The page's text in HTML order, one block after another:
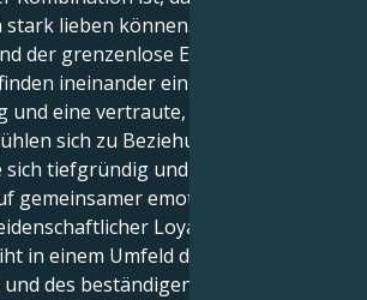
lieben können. Ihr
der grenzenlose Enthusiasmus
ineinander ein tiefes Gefühl
und eine vertraute, loyale
sich zu Beziehungen
tiefgründig und transformativ
gemeinsamer emotionaler
Loyalität beruhen.
in einem Umfeld der
des beständigen Vertrauens.